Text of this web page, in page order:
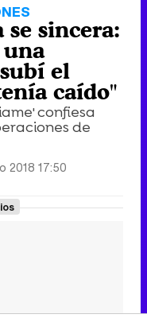
sincera:
una
el
caído"
confiesa
de
2018 17:50